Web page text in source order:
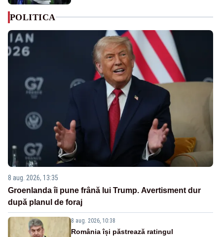
POLITICA
8 aug. 2026, 13:35
Groenlanda îi pune frână lui Trump. Avertisment dur
după planul de foraj
8 aug. 2026, 10:38
România își păstrează ratingul